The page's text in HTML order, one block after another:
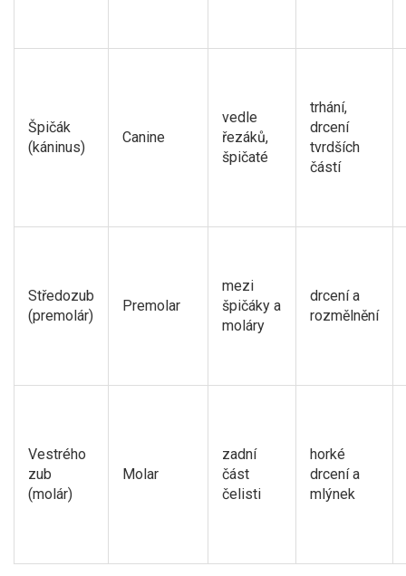
Špičák
(káninus)
Canine
vedle
řezáků,
špičaté
trhání,
drcení
tvrdších
částí
Středozub
(premolár)
Premolar
mezi
špičáky a
moláry
drcení a
rozmělnění
Vestrého
zub
(molár)
Molar
zadní
část
čelisti
horké
drcení a
mlýnek